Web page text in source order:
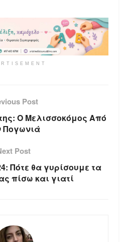
Post
Ο Μελισσοκόμος Από
Πογωνιά
Post
Πότε θα γυρίσουμε τα
πίσω και γιατί